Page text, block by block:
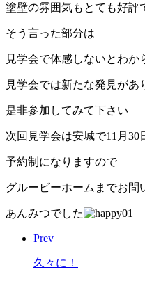
塗壁の雰囲気もとても好評
そう言った部分は
見学会で体感しないとわか
見学会では新たな発見があ
是非参加してみて下さい
次回見学会は安城で11月30
予約制になりますので
グルービーホームまでお問
あんみつでした
Prev
久々に！